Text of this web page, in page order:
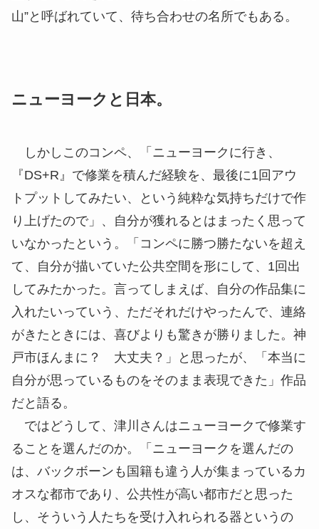
山”と呼ばれていて、待ち合わせの名所でもある。
ニューヨークと日本。
しかしこのコンペ、「ニューヨークに行き、
『DS+R』で修業を積んだ経験を、最後に1回アウ
トプットしてみたい、という純粋な気持ちだけで作
り上げたので」、自分が獲れるとはまったく思って
いなかったという。「コンペに勝つ勝たないを超え
て、自分が描いていた公共空間を形にして、1回出
してみたかった。言ってしまえば、自分の作品集に
入れたいっていう、ただそれだけやったんで、連絡
がきたときには、喜びよりも驚きが勝りました。神
戸市ほんまに？ 大丈夫？」と思ったが、「本当に
自分が思っているものをそのまま表現できた」作品
だと語る。
ではどうして、津川さんはニューヨークで修業す
ることを選んだのか。「ニューヨークを選んだの
は、バックボーンも国籍も違う人が集まっているカ
オスな都市であり、公共性が高い都市だと思った
し、そういう人たちを受け入れられる器というの